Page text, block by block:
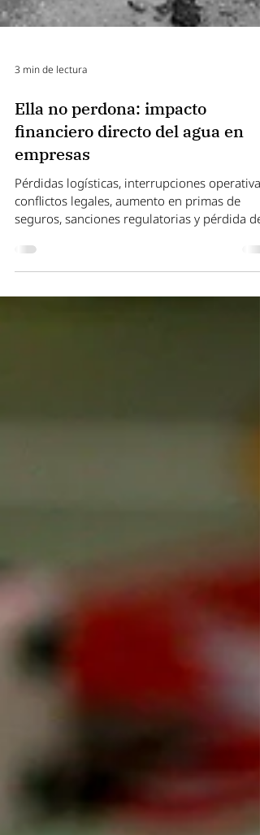
Ella no perdona: impacto
financiero directo del agua en
empresas
Pérdidas logísticas, interrupciones operativas,
conflictos legales, aumento en primas de